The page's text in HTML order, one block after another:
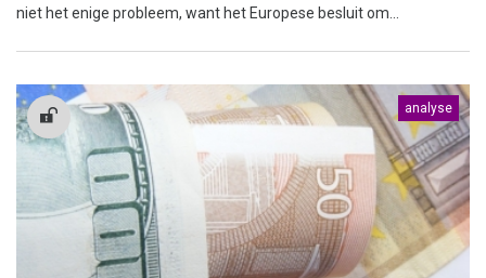
niet het enige probleem, want het Europese besluit om...
analyse